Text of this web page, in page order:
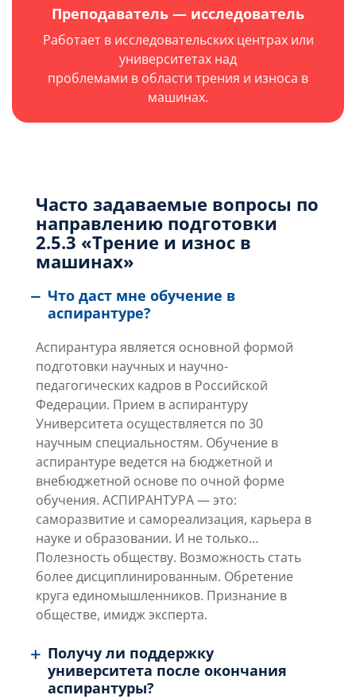
Преподаватель — исследователь
Работает в исследовательских центрах или
университетах над
проблемами в области трения и износа в
машинах.
Часто задаваемые вопросы по
направлению подготовки
2.5.3 «Трение и износ в
машинах»
Что даст мне обучение в
аспирантуре?
Аспирантура является основной формой
подготовки научных и научно-
педагогических кадров в Российской
Федерации. Прием в аспирантуру
Университета осуществляется по 30
научным специальностям. Обучение в
аспирантуре ведется на бюджетной и
внебюджетной основе по очной форме
обучения. АСПИРАНТУРА — это:
саморазвитие и самореализация, карьера в
науке и образовании. И не только…
Полезность обществу. Возможность стать
более дисциплинированным. Обретение
круга единомышленников. Признание в
обществе, имидж эксперта.
Получу ли поддержку
университета после окончания
аспирантуры?